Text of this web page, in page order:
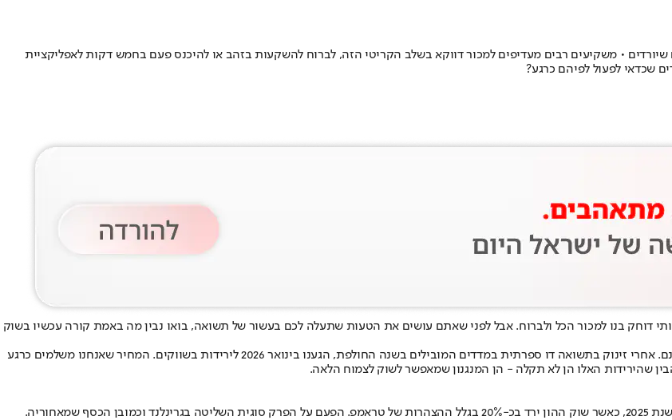
• משקיעים רבים מעדיפים למכור דווקא בשלב הקריטי הזה, לברוח להשקעות בזהב או להיכנס פעם בחמש דקות לאפליקציית
שכדאי לפעול לפיהם כרגע?
דוחק בנו למכור הכל ולברוח. אבל לפני שאתם עושים את הטעות שתעלה לכם בעשור של תשואה, בואו נבין מה באמת קורה עכשיו בשוק
בימים האחרונים, שוק ההון מזכיר לנו שהרווחים הפנומנליים של 2025 לא הגיעו בחינם. אחרי זינוק בתשואה דו ספרתית במדדים המובילים בשנה החולפת, הגענו בינואר 2026 לירידות בשווקים. המחיר שאנחנו משלמים כרגע
שהירידות האלו הן לא תקלה - הן המנגנון שמאפשר לשוק לצמוח הלאה.